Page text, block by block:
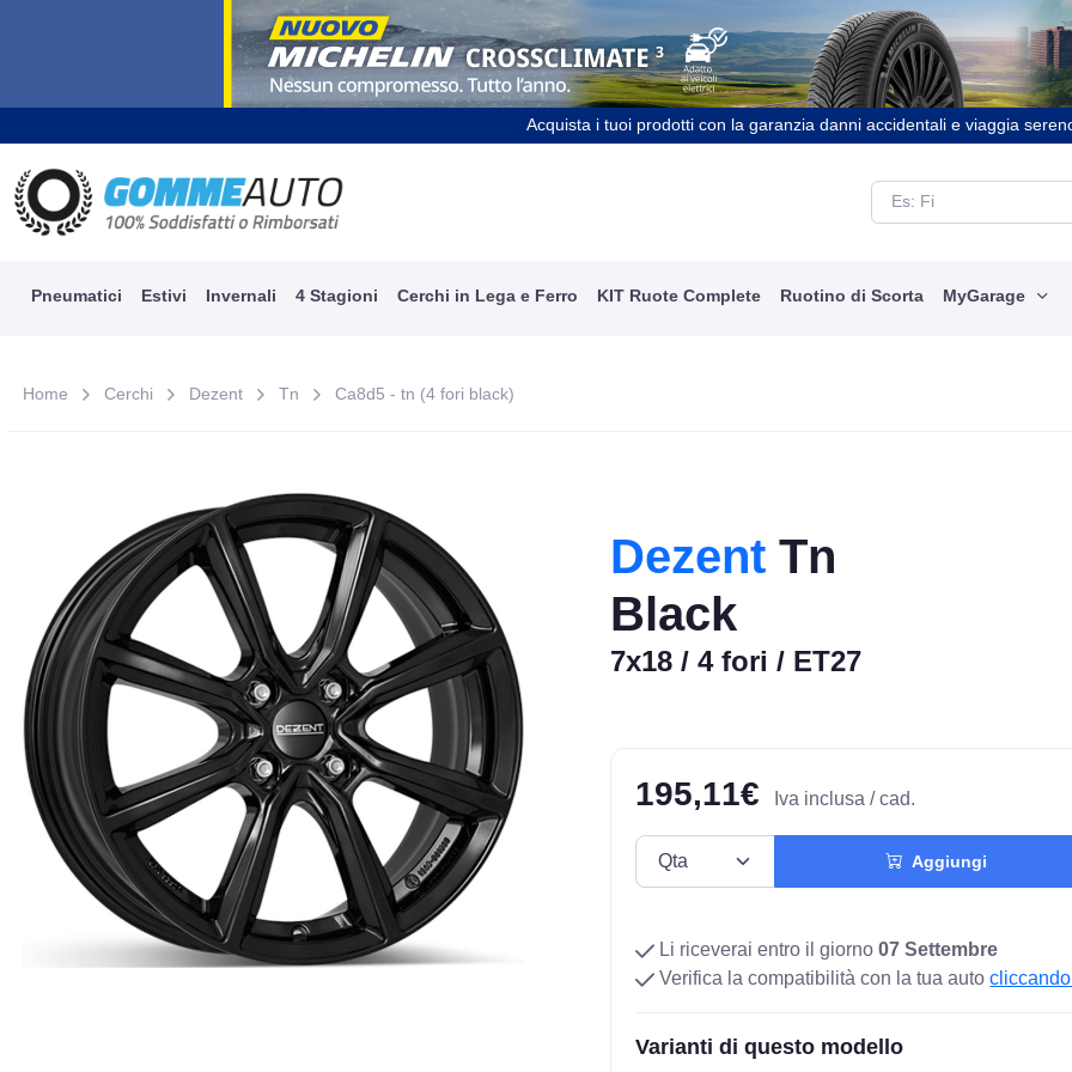
Acquista i tuoi prodotti con la garanzia danni accidentali e viaggia
Pneumatici Estivi Invernali 4 Stagioni Cerchi in Lega e Ferro KIT Ruote Complete Ruotino di Scorta MyGarage
Home Cerchi Dezent Tn Ca8d5 - tn (4 fori black)
Dezent Tn
Black
7x18 / 4 fori / ET27
195,11€ Iva inclusa / cad.
Aggiungi
Li riceverai entro il giorno07 Settembre
Verifica la compatibilità con la tua auto
Varianti di questo modello